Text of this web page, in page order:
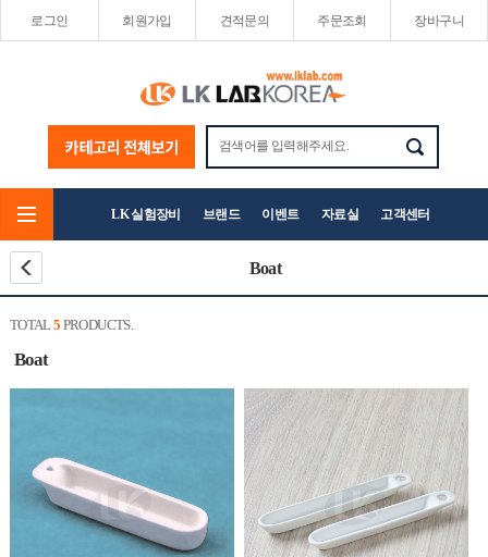
로그인 회원가입 견적문의 주문조회 장바구니
LK 실험장비 브랜드 이벤트 자료실 고객센터
Boat
TOTAL5 PRODUCTS.
Boat